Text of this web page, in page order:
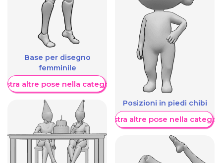
Base per disegno
femminile
altre pose nella categoria
Posizioni in piedi chibi
Mostra altre pose nella